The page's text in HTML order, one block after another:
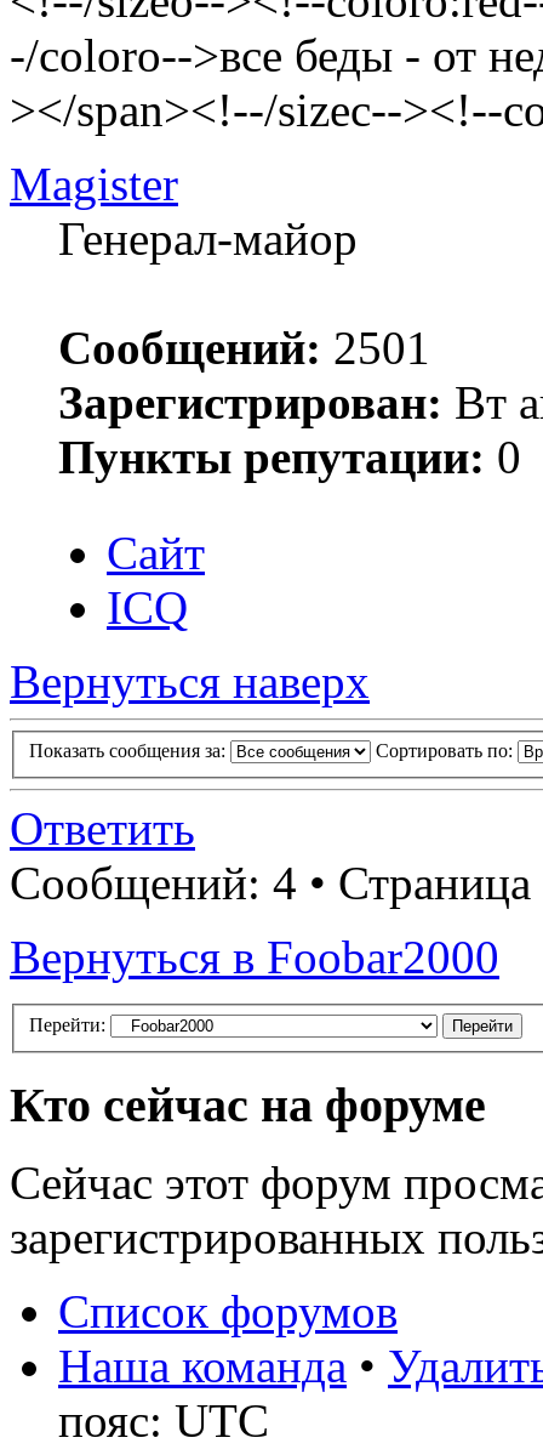
-/coloro-->все беды - от
></span><!--/sizec--><!--
Magister
Генерал-майор
Сообщений: 2501
Зарегистрирован: Вт
Пункты репутации: 0
Сайт
ICQ
Вернуться наверх
Показать сообщения за: Сортировать по:
Ответить
Сообщений: 4 • Страница
Вернуться в Foobar2000
Перейти:
Кто сейчас на форуме
Сейчас этот форум
зарегистрированных
Список форумов
Наша команда •
пояс: UTC